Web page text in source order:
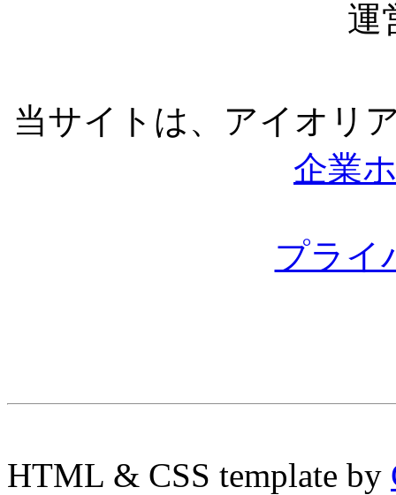
運
当サイトは、アイオリ
企業
プライ
HTML & CSS template by